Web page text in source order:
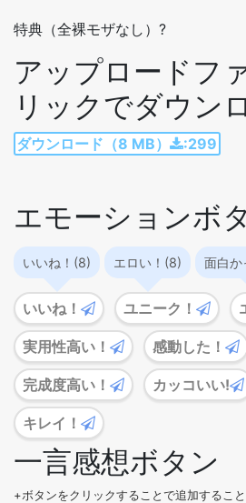
特典（全裸モザなし）?
アップロードフ
リックでダウン
ダウンロード（8 MB） :299
エモーションボ
いいね！(8) エロい！(8) 面白か
いいね！ ユニーク！
実用性高い！ 感動した！
完成度高い！ カッコいい!
キレイ！
一言感想ボタン
+ボタンをクリックすることで追加するこ